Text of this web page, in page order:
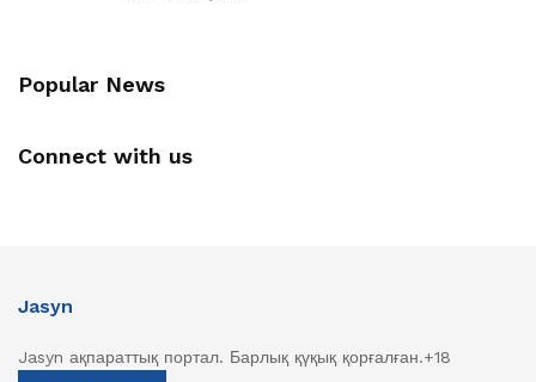
Popular News
Connect with us
Jasyn
Jasyn ақпараттық портал. Барлық қүқық қорғалған.+18